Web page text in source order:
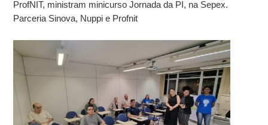
ProfNIT, ministram minicurso Jornada da PI, na Sepex.
Parceria Sinova, Nuppi e Profnit